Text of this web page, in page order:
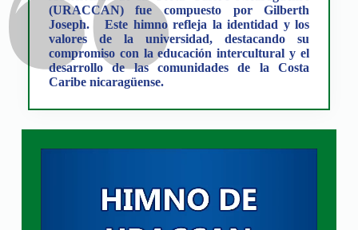
(URACCAN) fue compuesto por Gilberth
Joseph. Este himno refleja la identidad y los
valores de la universidad, destacando su
compromiso con la educación intercultural y el
desarrollo de las comunidades de la Costa
Caribe nicaragüense.